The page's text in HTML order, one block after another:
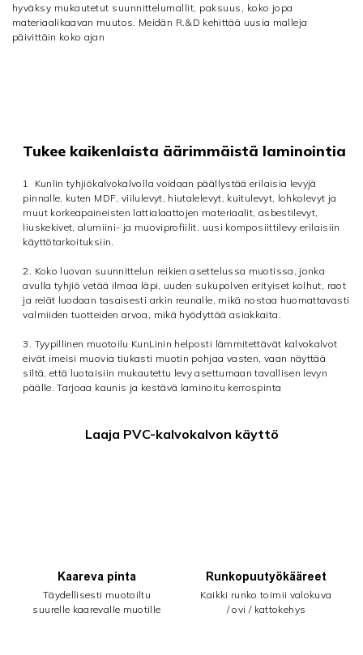
hyväksy mukautetut suunnittelumallit, paksuus, koko jopa
materiaalikaavan muutos. Meidän R.&D kehittää uusia malleja
päivittäin koko ajan
Tukee kaikenlaista äärimmäistä laminointia
1 Kunlin tyhjiökalvokalvolla voidaan päällystää erilaisia ​​levyjä
pinnalle, kuten MDF, viilulevyt, hiutalelevyt, kuitulevyt, lohkolevyt ja
muut korkeapaineisten lattialaattojen materiaalit, asbestilevyt,
liuskekivet, alumiini- ja muoviprofiilit. uusi komposiittilevy erilaisiin
käyttötarkoituksiin.
2. Koko luovan suunnittelun reikien asettelussa muotissa, jonka
avulla tyhjiö vetää ilmaa läpi, uuden sukupolven erityiset kolhut, raot
ja reiät luodaan tasaisesti arkin reunalle, mikä nostaa huomattavasti
valmiiden tuotteiden arvoa, mikä hyödyttää asiakkaita.
3. Tyypillinen muotoilu KunLinin helposti lämmitettävät kalvokalvot
eivät imeisi muovia tiukasti muotin pohjaa vasten, vaan näyttää
siltä, ​​että luotaisiin mukautettu levy asettumaan tavallisen levyn
päälle. Tarjoaa kaunis ja kestävä laminoitu kerrospinta
Laaja PVC-kalvokalvon käyttö
Kaareva pinta
Täydellisesti muotoiltu
suurelle kaarevalle muotille
Runkopuutyökääreet
Kaikki runko toimii valokuva
/ ovi / kattokehys